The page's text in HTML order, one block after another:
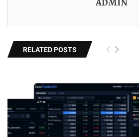
ADMIN
RELATED POSTS